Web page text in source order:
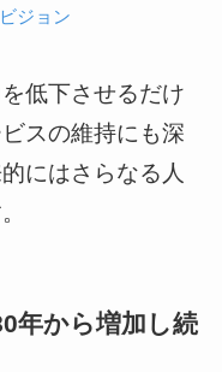
ジョン
低下させるだけ
スの維持にも深
にはさらなる人
年から増加し続